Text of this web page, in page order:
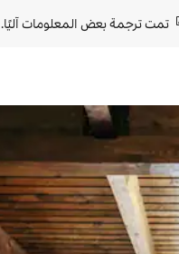
تمت ترجمة بعض المعلومات آليًا.